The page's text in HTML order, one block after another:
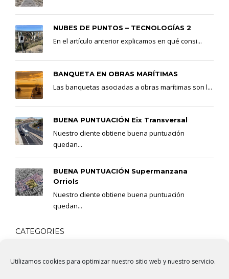
Utilizamos cookies para optimizar nuestro sitio web y nuestro servicio.
NUBES DE PUNTOS – TECNOLOGÍAS 2
En el artículo anterior explicamos en qué consi...
BANQUETA EN OBRAS MARÍTIMAS
Las banquetas asociadas a obras marítimas son l...
BUENA PUNTUACIÓN Eix Transversal
Nuestro cliente obtiene buena puntuación
quedan...
BUENA PUNTUACIÓN Supermanzana
Orriols
Nuestro cliente obtiene buena puntuación
quedan...
CATEGORIES
BIM